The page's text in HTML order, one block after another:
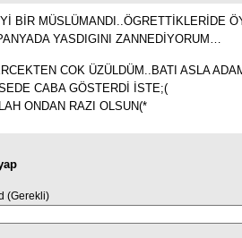
BİR MÜSLÜMANDI..ÖGRETTİKLERİDE
YASDIGINI ZANNEDİYORUM…
COK ÜZÜLDÜM..BATI ASLA
CABA GÖSTERDİ İSTE;(
ONDAN RAZI OLSUN(*
(Gerekli)